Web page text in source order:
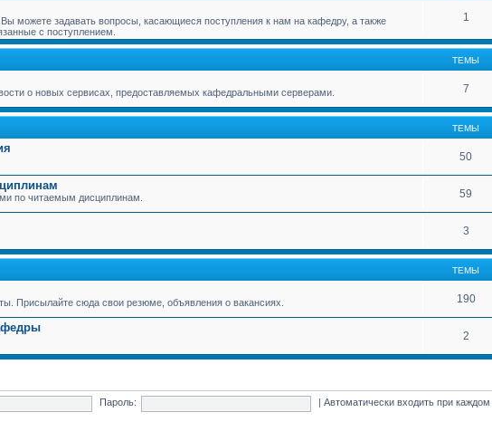
можете задавать вопросы, касающиеся поступления к нам на кафедру, а также
с поступлением.
1
ТЕМЫ
о новых сервисах, предоставляемых кафедральными серверами. 7
ТЕМЫ
50
по читаемым дисциплинам. 59
3
ТЕМЫ
Присылайте сюда свои резюме, объявления о вакансиях. 190
2
Пароль: Автоматически входить при